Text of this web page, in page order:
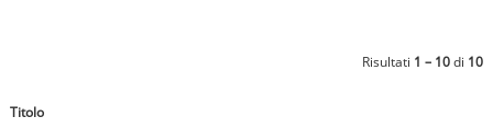
Risultati 1 – 10di 10
Titolo